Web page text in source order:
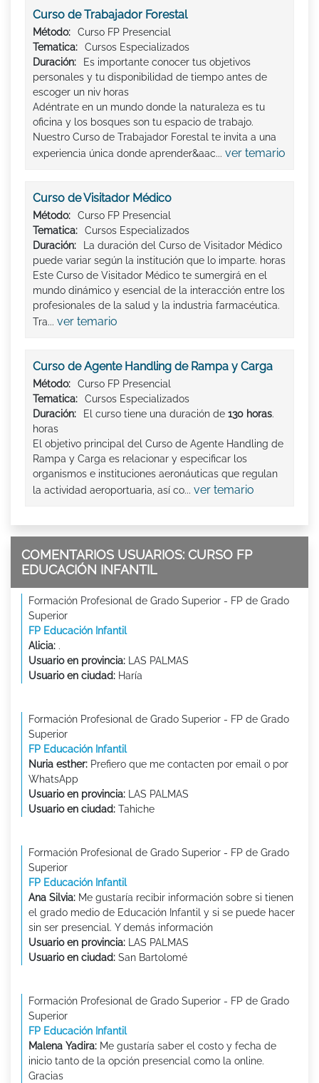
Curso de Trabajador Forestal
Método:
Curso FP Presencial
Tematica:
Cursos Especializados
Duración:
Es importante conocer tus objetivos
personales y tu disponibilidad de tiempo antes de
escoger un niv horas
Adéntrate en un mundo donde la naturaleza es tu
oficina y los bosques son tu espacio de trabajo.
Nuestro Curso de Trabajador Forestal te invita a una
experiencia única donde aprender&aac... ver temario
Curso de Visitador Médico
Método:
Curso FP Presencial
Tematica:
Cursos Especializados
Duración:
La duración del Curso de Visitador Médico
puede variar según la institución que lo imparte. horas
Este Curso de Visitador Médico te sumergirá en el
mundo dinámico y esencial de la interacción entre los
profesionales de la salud y la industria farmacéutica.
Tra... ver temario
Curso de Agente Handling de Rampa y Carga
Método:
Curso FP Presencial
Tematica:
Cursos Especializados
Duración:
El curso tiene una duración de 130 horas.
horas
El objetivo principal del Curso de Agente Handling de
Rampa y Carga es relacionar y especificar los
organismos e instituciones aeronáuticas que regulan
la actividad aeroportuaria, así co... ver temario
COMENTARIOS USUARIOS: CURSO FP
EDUCACIÓN INFANTIL
Formación Profesional de Grado Superior - FP de Grado
Superior
FP Educación Infantil
Alicia: .
Usuario en provincia: LAS PALMAS
Usuario en ciudad: Haría
Formación Profesional de Grado Superior - FP de Grado
Superior
FP Educación Infantil
Nuria esther: Prefiero que me contacten por email o por
WhatsApp
Usuario en provincia: LAS PALMAS
Usuario en ciudad: Tahiche
Formación Profesional de Grado Superior - FP de Grado
Superior
FP Educación Infantil
Ana Silvia: Me gustaría recibir información sobre si tienen
el grado medio de Educación Infantil y si se puede hacer
sin ser presencial. Y demás información
Usuario en provincia: LAS PALMAS
Usuario en ciudad: San Bartolomé
Formación Profesional de Grado Superior - FP de Grado
Superior
FP Educación Infantil
Malena Yadira: Me gustaría saber el costo y fecha de
inicio tanto de la opción presencial como la online.
Gracias